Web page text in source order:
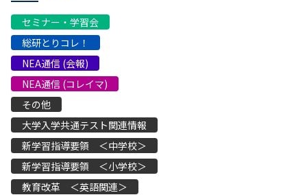
セミナー・学習会
総研とりコレ！
NEA通信 (会報)
NEA通信 (コレイマ)
その他
大学入学共通テスト関連情報
新学習指導要領 ＜中学校＞
新学習指導要領 ＜小学校＞
教育改革 ＜英語関連＞